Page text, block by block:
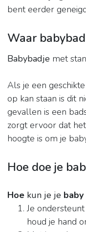
bent eerder
Waar
Babybadje met
Als je een
op kan staan is dit
gevallen is een
zorgt ervoor dat het
hoogte is om je
Hoe doe je
Hoe kun je je baby
Je
houd je hand